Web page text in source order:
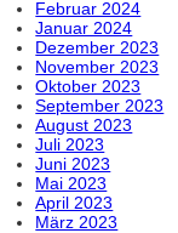
Februar 2024
Januar 2024
Dezember 2023
November 2023
Oktober 2023
September 2023
August 2023
Juli 2023
Juni 2023
Mai 2023
April 2023
März 2023